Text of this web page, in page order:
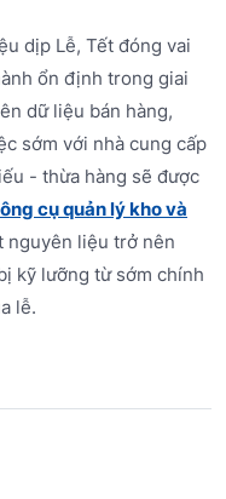
dịp Lễ, Tết đóng vai
ổn định trong giai
dữ liệu bán hàng,
sớm với nhà cung cấp
- thừa hàng sẽ được
cụ quản lý kho và
nguyên liệu trở nên
kỹ lưỡng từ sớm chính
lễ.